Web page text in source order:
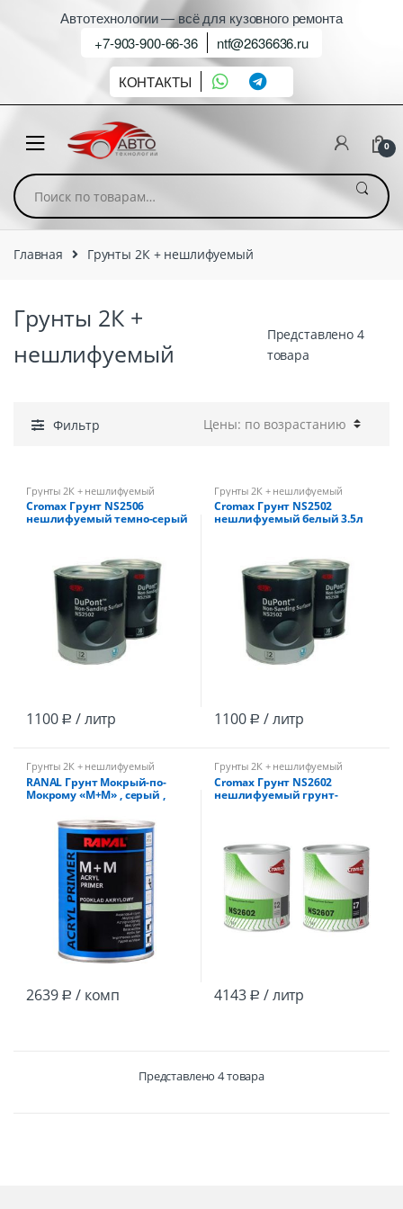
Автотехнологии — всё для кузовного ремонта
+7-903-900-66-36
ntf@2636636.ru
КОНТАКТЫ
0
Искать:
Главная Грунты 2К + нешлифуемый
Грунты 2К +
нешлифуемый
Представлено 4
товара
Фильтр
Грунты 2К + нешлифуемый
Cromax Грунт NS2506
нешлифуемый темно-серый
1100 Р / литр
Грунты 2К + нешлифуемый
Cromax Грунт NS2502
нешлифуемый белый 3.5л
1100 Р / литр
Грунты 2К + нешлифуемый
RANAL Грунт Мокрый-по-
Мокрому «М+М» , серый ,
2639 Р / комп
Грунты 2К + нешлифуемый
Cromax Грунт NS2602
нешлифуемый грунт-
4143 Р / литр
Представлено 4 товара